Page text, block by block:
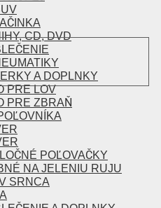
CD, DVD
A DOPLNKY
PRE LOV
PRE ZBRAŇ
POĽOVAČKY
NA JELENIU RUJU
SRNCA